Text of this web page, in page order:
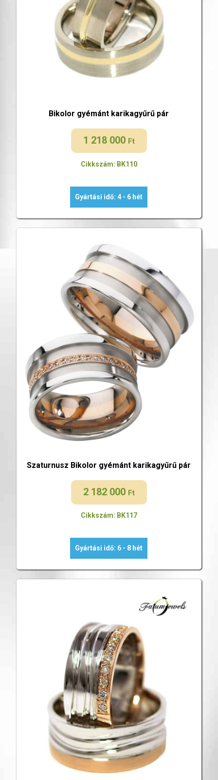
Bikolor gyémánt karikagyűrű pár
1 218 000 Ft
Cikkszám: BK110
Gyártási idő: 4 - 6 hét
Szaturnusz Bikolor gyémánt karikagyűrű pár
2 182 000 Ft
Cikkszám: BK117
Gyártási idő: 6 - 8 hét